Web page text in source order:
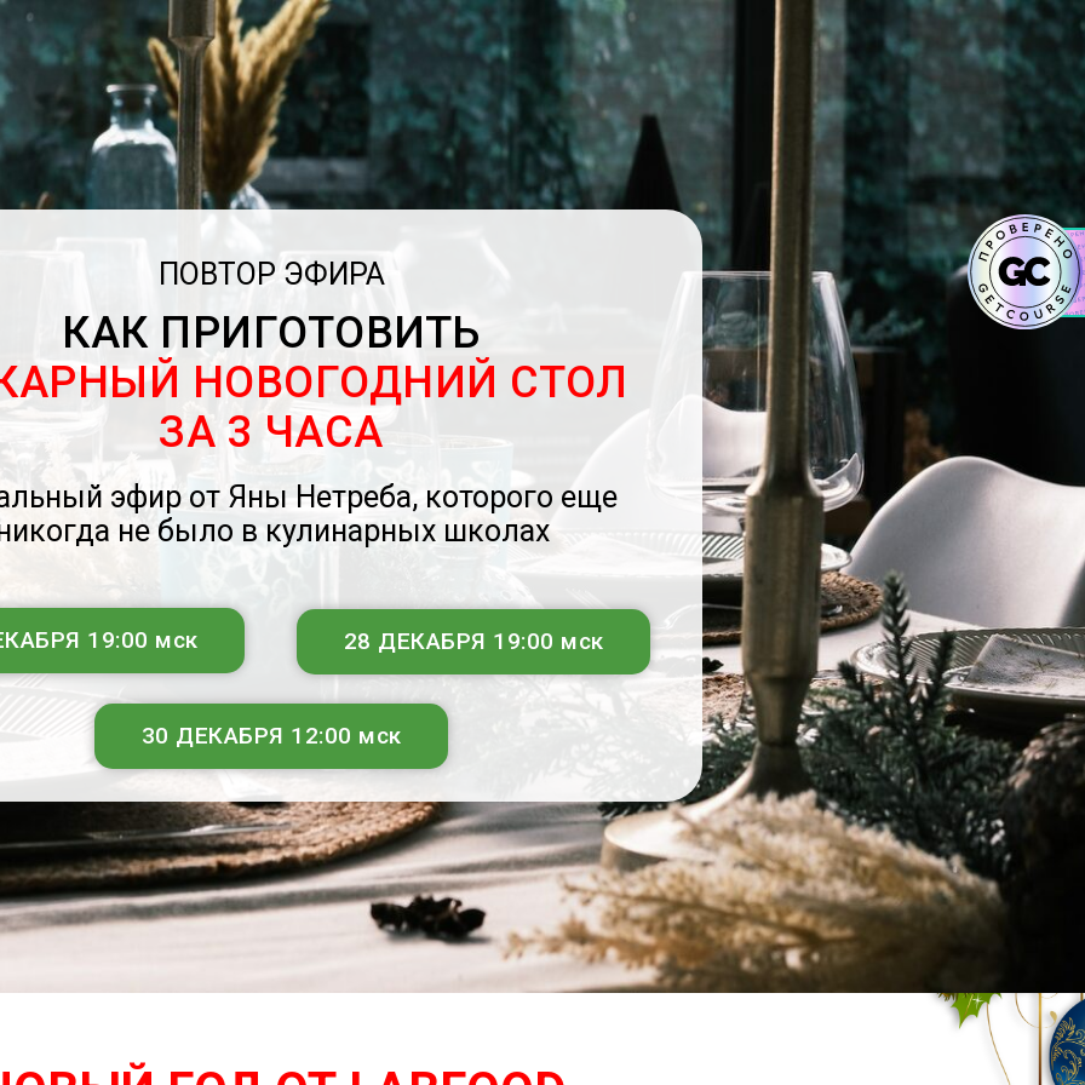
КАК ПРИГОТОВИТЬ
НОВОГОДНИЙ СТОЛ
ЗА 3 ЧАСА
19:00 мск
эфир от Яны Нетреба, которого еще
не было в кулинарных школах
ПОВТОР ЭФИРА
28 ДЕКАБРЯ 19:00 мск
30 ДЕКАБРЯ 12:00 мск